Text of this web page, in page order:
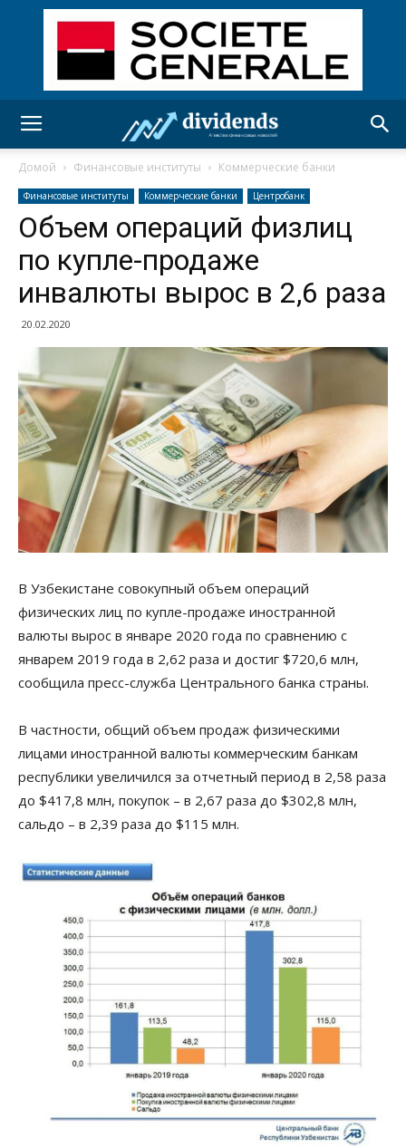
Домой Финансовые институты Коммерческие банки
Финансовые институты Коммерческие банки Центробанк
Объем операций физлиц
по купле-продаже
инвалюты вырос в 2,6 раза
20.02.2020
В Узбекистане совокупный объем операций
физических лиц по купле-продаже иностранной
валюты вырос в январе 2020 года по сравнению с
январем 2019 года в 2,62 раза и достиг $720,6 млн,
сообщила пресс-служба Центрального банка страны.
В частности, общий объем продаж физическими
лицами иностранной валюты коммерческим банкам
республики увеличился за отчетный период в 2,58 раза
до $417,8 млн, покупок – в 2,67 раза до $302,8 млн,
сальдо – в 2,39 раза до $115 млн.